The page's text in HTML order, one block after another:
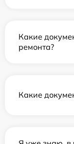
Какие
ремонта?
Какие